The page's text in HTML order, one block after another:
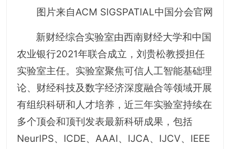
图片来自ACM SIGSPATIAL中国分会官网
新财经综合实验室由西南财经大学和中国
农业银行2021年联合成立，刘贵松教授担任
实验室主任。实验室聚焦可信人工智能基础理
论、财经科技及数字经济深度融合等领域开展
有组织科研和人才培养，近三年实验室持续在
多个顶会和顶刊发表最新科研成果，包括
NeurIPS、ICDE、AAAI、IJCA、IJCV、IEEE